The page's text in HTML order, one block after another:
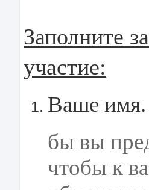
Заполните
участие:
Ваше
бы вы
чтобы к